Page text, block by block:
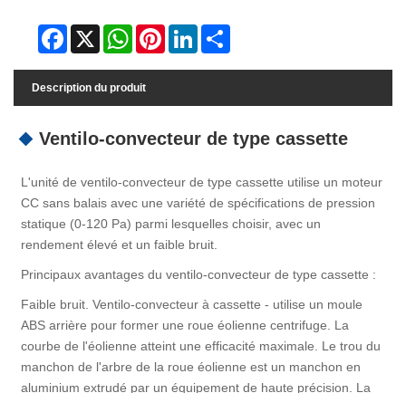
Facebook
X WhatsAppPinterestLinkedIn
Description du produit
Ventilo-convecteur de type cassette
L'unité de ventilo-convecteur de type cassette utilise un moteur
CC sans balais avec une variété de spécifications de pression
statique (0-120 Pa) parmi lesquelles choisir, avec un
rendement élevé et un faible bruit.
Principaux avantages du ventilo-convecteur de type cassette :
Faible bruit. Ventilo-convecteur à cassette - utilise un moule
ABS arrière pour former une roue éolienne centrifuge. La
courbe de l'éolienne atteint une efficacité maximale. Le trou du
manchon de l'arbre de la roue éolienne est un manchon en
aluminium extrudé par un équipement de haute précision. La